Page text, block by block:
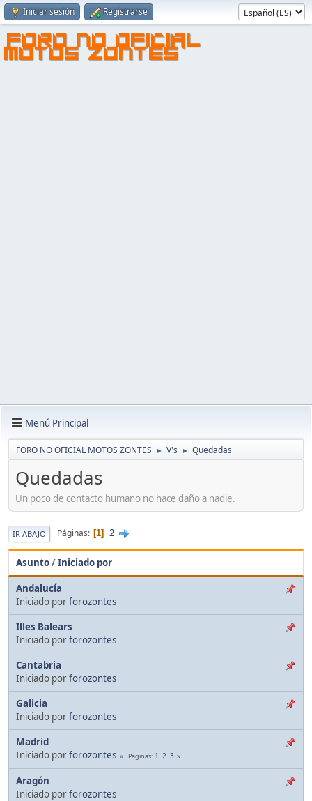
Iniciar sesión Registrarse
FORO NO OFICIAL
MOTOS ZONTES
Menú Principal
FORO NO OFICIAL MOTOS ZONTES ► V's ► Quedadas
Quedadas
Un poco de contacto humano no hace daño a nadie.
IR ABAJO Páginas 1 2
Asunto/Iniciado por
Andalucía
Iniciado porforozontes
Illes Balears
Iniciado porforozontes
Cantabria
Iniciado porforozontes
Galicia
Iniciado porforozontes
Madrid
Iniciado porforozontes Páginas 1 2 3
Aragón
Iniciado porforozontes